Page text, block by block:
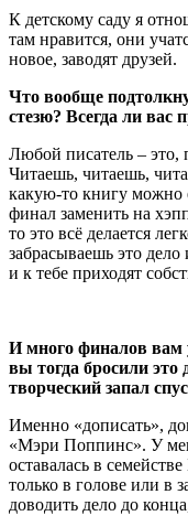
К детскому саду я
там нравится, они
новое, заводят друзей.
Что вообще
стезю? Всегда ли вас
Любой писатель – это,
Читаешь, читаешь,
какую-то книгу можно
финал заменить на
то это всё делается
забрасываешь это
и к тебе приходят
И много финалов вам
вы тогда бросили это
творческий запал
Именно «дописать»,
«Мэри Поппинс». У
оставалась в
только в голове или в
доводить дело до